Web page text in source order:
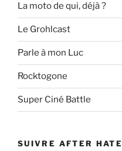
La moto de qui, déjà ?
Le Grohlcast
Parle à mon Luc
Rocktogone
Super Ciné Battle
SUIVRE AFTER HATE